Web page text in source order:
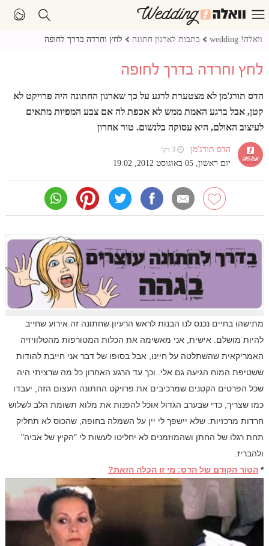
וואלה! wedding כתבות לארגון חתונה לחץ וחרדה בדרך לחופה
לחץ וחרדה בדרך לחופה
הדס תורג'מן לא מצטערת לרגע על כך שארגון החתונה היה פרויקט לא
קטן, אבל ברגע האמת ממש לא אכפת לה אם צבע המפיות מתאים
לעיצוב האולם, היא עסוקה בלנשום. טור אחרון
הדס תורג'מן ⏲ 3 דק'
יום ראשון, 05 באוגוסט 2012, 19:02
מתישהו בחיים נכנס לנו הבנות לראש הרעיון שחתונה זה אירוע שחייב
להיות מושלם. אישית, אני מאשימה את הכלות המטורפות מהטלוויזיה
האמריקאית שהשתלטה על חיינו, אבל בסופו של דבר אני חייבת להודות
ששטיפת המוח הגיעה גם אלי. וכך עד הרגע האחרון כל מה שרציתי היה
שכל הפרטים הקטנים שמרכיבים את פרויקט החתונה העצום הזה, יעבדו
כמו שצריך, כדי שבערב הגדול אוכל להפנות את מלוא תשומת הלב לשלוש
חרדות מרכזיות: שלא יישפך לי יין על השמלה בחופה, שהכוס לא תחליק
תחת רגלו של החתן ושהמוזמנים לא יחליטו לעשות לי "הקיץ של אביה"
ולהבריז.
* הטור הקודם של הדס: מי זו הכלה הזאת?